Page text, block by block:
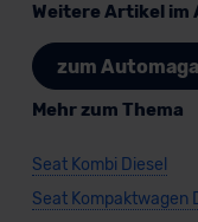
Weitere Artikel im
zum
Mehr zum Thema
Seat Kombi Diesel
Seat Kompaktwagen